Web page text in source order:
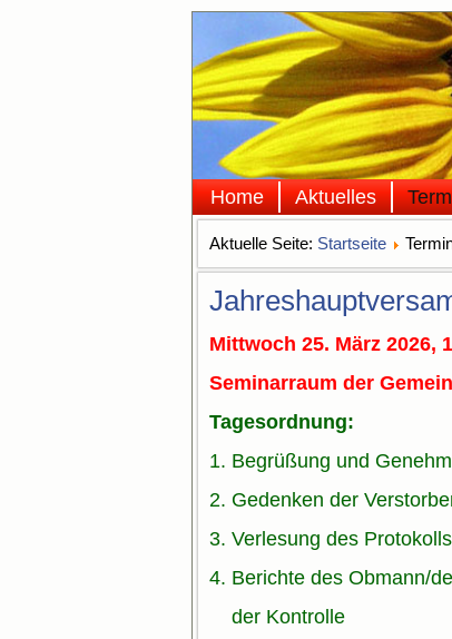
Home Aktuelles
Aktuelle Seite: Startseite
Mittwoch 25. März 2026,
Seminarraum der
Tagesordnung:
1. Begrüßung und
2. Gedenken der
3. Verlesung des
4. Berichte des Obmann/
der Kontrolle